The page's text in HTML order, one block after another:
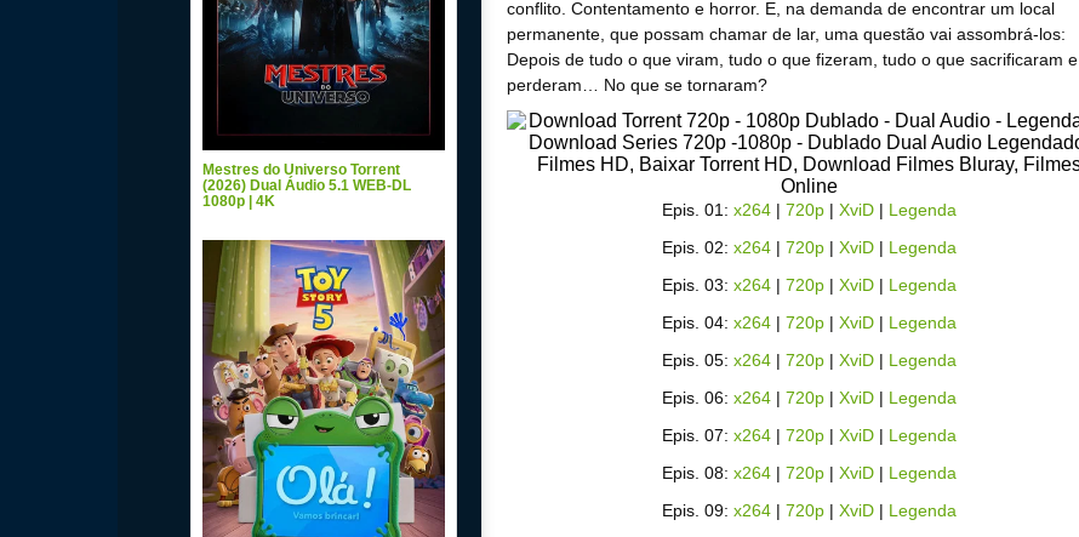
conflito. Contentamento e horror. E, na demanda de encontrar um local
permanente, que possam chamar de lar, uma questão vai assombrá-los:
Depois de tudo o que viram, tudo o que fizeram, tudo o que sacrificaram e
perderam… No que se tornaram?
Epis. 01: x264| 720p| XviD| Legenda
Epis. 02: x264 | 720p | XviD | Legenda
Epis. 03: x264 | 720p | XviD | Legenda
Epis. 04: x264| 720p | XviD | Legenda
Epis. 05: x264 | 720p | XviD | Legenda
Epis. 06: x264 | 720p | XviD | Legenda
Epis. 07: x264 | 720p | XviD | Legenda
Epis. 08: x264 | 720p | XviD | Legenda
Epis. 09: x264| 720p| XviD| Legenda
Mestres do Universo Torrent
(2026) Dual Áudio 5.1 WEB-DL
1080p | 4K